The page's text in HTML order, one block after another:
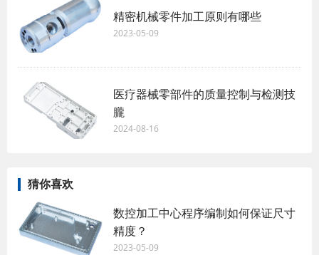
精密机械零件加工原则有哪些
2023-05-09
医疗器械零部件的质量控制与检测技
朧
2024-08-16
猜你喜欢
数控加工中心程序编制如何保证尺寸
精度？
2023-05-09